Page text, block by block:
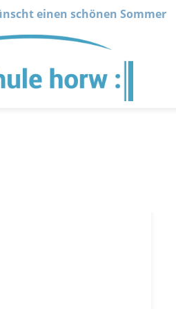
einen schönen Sommer